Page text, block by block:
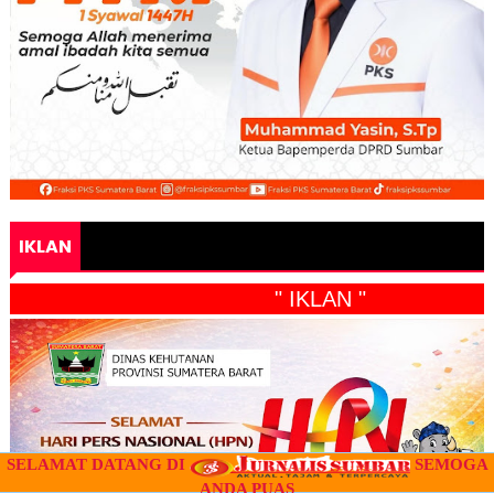
IKLAN
" IKLAN "
SELAMAT DATANG DI
SEMOGA
ANDA PUAS